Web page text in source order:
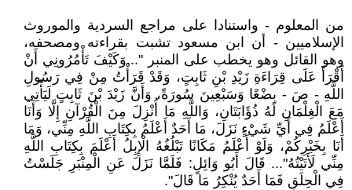
من المعلوم - واستنادا على مراجع السردية والموروث
الإسلاميين - أن ابن مسعود تشبت بقراءته ومصحفه،
وهو القائل وهو يخطب على المنبر "...وَكَيْفَ تَأْمُرُونِي أَنْ
أَقْرَأَ عَلَى قِرَاءَةِ زَيْدِ بْنِ ثَابِتٍ، وَقَدْ قَرَأْتُ مِنْ فِي رَسُولِ
اللَّهِ - صَ - بِضْعًا وَسَبْعِينَ سُورَةً، وَأَنَّ زَيْدَ بْنَ ثَابِتٍ لَيَأْتِي
مَعَ الْغِلْمَانِ لَهُ ذُؤَابَتَانِ، وَاللَّهِ مَا أُنْزِلَ مِنَ الْقُرْآنِ إِلَّا وَأَنَا
أَعْلَمُ فِي أَيِّ شَيْءٍ نَزَلَ، مَا أَحَدٌ أَعْلَمُ بِكِتَابِ اللَّهِ مِنِّي، وَمَا
أَنَا بِخَيْرِكُمْ، وَلَوْ أَعْلَمُ مَكَانًا تَبْلُغُهُ الْإِبِلُ أَعْلَمَ بِكِتَابِ اللَّهِ
مِنِّي لَأَتَيْتُهُ"... قَالَ أَبُو وَائِلٍ: فَلَمَّا نَزَلَ عَنِ الْمِنْبَرِ جَلَسْتُ
فِي الْحِلَقِ فَمَا أَحَدٌ يُنْكِرُ مَا قَالَ".